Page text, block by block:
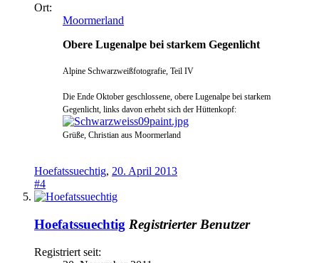
Ort:
Moormerland
Obere Lugenalpe bei starkem Gegenlicht
Alpine Schwarzweißfotografie, Teil IV
Die Ende Oktober geschlossene, obere Lugenalpe bei starkem
Gegenlicht, links davon erhebt sich der Hüttenkopf:
Grüße, Christian aus Moormerland
Hoefatssuechtig, 20. April 2013
#4
Hoefatssuechtig Registrierter Benutzer
Registriert seit: